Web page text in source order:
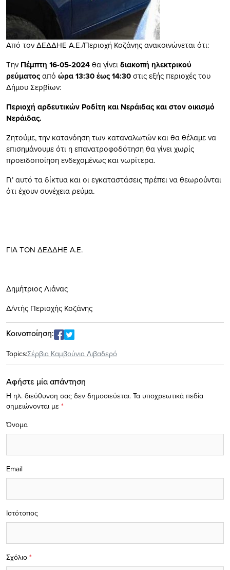
Από τον ΔΕΔΔΗΕ Α.Ε./Περιοχή Κοζάνης ανακοινώνεται ότι:
Την Πέμπτη 16-05-2024θα γίνειδιακοπή ηλεκτρικού
ρεύματοςαπό ώρα 13:30 έως 14:30στις εξής περιοχές του
Δήμου Σερβίων:
Περιοχή αρδευτικών Ροδίτη και Νεράιδας και στον οικισμό
Νεράιδας.
Ζητούμε, την κατανόηση των καταναλωτών και θα θέλαμε να
επισημάνουμε ότι η επανατροφοδότηση θα γίνει χωρίς
προειδοποίηση ενδεχομένως και νωρίτερα.
Γι’ αυτό τα δίκτυα και οι εγκαταστάσεις πρέπει να θεωρούνται
ότι έχουν συνέχεια ρεύμα.
ΓΙΑ ΤOΝ ΔΕΔΔΗΕ Α.Ε.
Δημήτριος Λιάνας
Δ/ντής Περιοχής Κοζάνης
Κοινοποίηση:
Topics:Σέρβια Καμβούνια Λιβαδερό
Αφήστε μία απάντηση
Η ηλ. διεύθυνση σας δεν δημοσιεύεται. Τα υποχρεωτικά πεδία
σημειώνονται με *
Σχόλιο *
Όνομα
Email
Ιστότοπος